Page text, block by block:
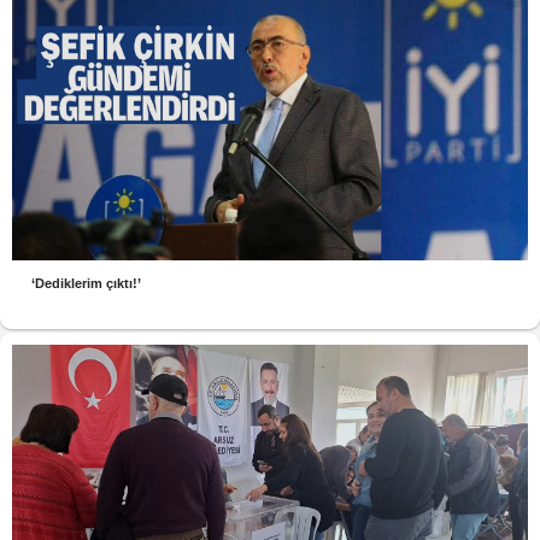
‘Dediklerim çıktı!’